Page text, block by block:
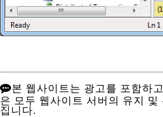
본 웹사이트는 광고를 포함하
은 모두 웹사이트 서버의 유지
집니다.